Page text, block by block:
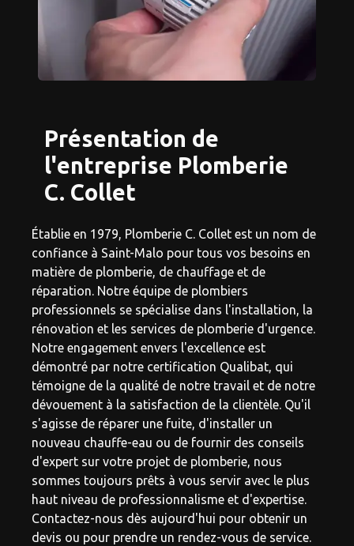
Présentation de
l'entreprise Plomberie
C. Collet
Établie en 1979, Plomberie C. Collet est un nom de
confiance à Saint-Malo pour tous vos besoins en
matière de plomberie, de chauffage et de
réparation. Notre équipe de plombiers
professionnels se spécialise dans l'installation, la
rénovation et les services de plomberie d'urgence.
Notre engagement envers l'excellence est
démontré par notre certification Qualibat, qui
témoigne de la qualité de notre travail et de notre
dévouement à la satisfaction de la clientèle. Qu'il
s'agisse de réparer une fuite, d'installer un
nouveau chauffe-eau ou de fournir des conseils
d'expert sur votre projet de plomberie, nous
sommes toujours prêts à vous servir avec le plus
haut niveau de professionnalisme et d'expertise.
Contactez-nous dès aujourd'hui pour obtenir un
devis ou pour prendre un rendez-vous de service.